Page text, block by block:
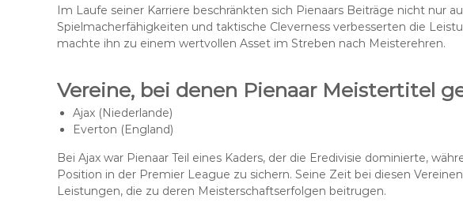
Im Laufe seiner Karriere beschränkten sich Pienaars Beiträge nicht nur
Spielmacherfähigkeiten und taktische Cleverness verbesserten die
machte ihn zu einem wertvollen Asset im Streben nach Meisterehren.
Vereine, bei denen Pienaar Meistertitel
Ajax (Niederlande)
Everton (England)
Bei Ajax war Pienaar Teil eines Kaders, der die Eredivisie dominierte,
Position in der Premier League zu sichern. Seine Zeit bei diesen
Leistungen, die zu deren Meisterschaftserfolgen beitrugen.